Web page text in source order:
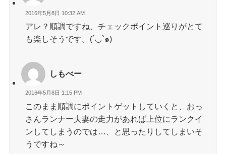
2016年5月8日 10:32 AM
アレ？順調ですね、チェックポイント巡りがとて
も楽しそうです。(´◡`๑)
しもべー
2016年5月8日 1:15 PM
このまま順調にポイントゲットしていくと、おっ
さんランナー夫妻の走力があれば上位にランクイ
ンしてしまうのでは…、と思ったりしてしまいそ
うですね～